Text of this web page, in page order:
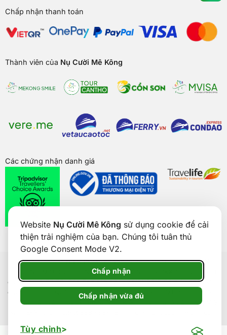
Website Nụ Cười Mê Kông sử dụng cookie để cải
thiện trải nghiệm của bạn. Chúng tôi tuân thủ
Google Consent Mode V2.
Chấp nhận
Chấp nhận vừa đủ
Tùy chỉnh
Chấp nhận thanh toán
Thành viên của Nụ Cười Mê Kông
Các chứng nhận danh giá
Bản quyền củaNụ Cười Mê Kông® 2026. CÔNG TY CỔ PHẦN
THƯƠNG MẠI DU LỊCH NỤ CƯỜI MÊ KÔNG. GPDKKD: 1801511350
do sở KH & ĐT TP. Cần Thơ cấp ngày 24/01/2017. Số giấy phép kinh
doanh lữ hành Quốc tế: 92-018/2022/TCDL-GP LHQT. Địa chỉ: Số 5,
Đường Trần Văn Hoài, Phường Ninh Kiều, Thành phố Cần Thơ, Việt